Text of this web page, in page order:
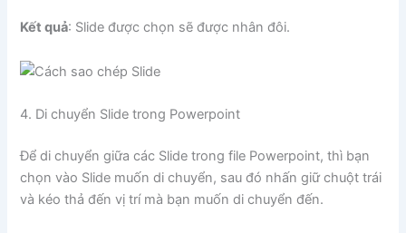
Kết quả: Slide được chọn sẽ được nhân đôi.
4. Di chuyển Slide trong Powerpoint
Để di chuyển giữa các Slide trong file Powerpoint, thì bạn
chọn vào Slide muốn di chuyển, sau đó nhấn giữ chuột trái
và kéo thả đến vị trí mà bạn muốn di chuyển đến.